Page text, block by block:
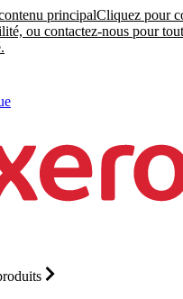
principalCliquez pour
ou contactez-nous pour